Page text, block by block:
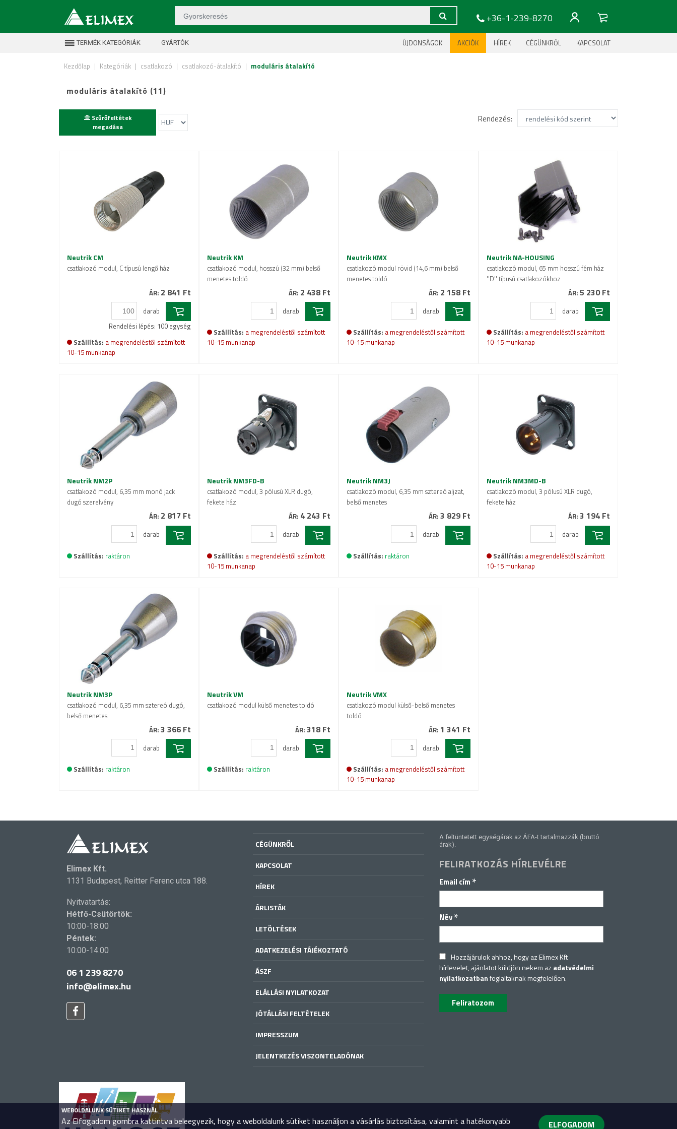
+36-1-239-8270
TERMÉK KATEGÓRIÁK GYÁRTÓK KAPCSOLAT
CÉGÜNKRŐL
HÍREK
AKCIÓK
ÚJDONSÁGOK
Kezdőlap | Kategóriák | csatlakozó | csatlakozó-átalakító | moduláris átalakító
moduláris átalakító (11)
Szűrőfeltétek
megadása
Rendezés:
Neutrik CM
csatlakozó modul, C típusú lengő ház
ÁR: 2 841 Ft
darab
Rendelési lépés: 100 egység
Szállítás: a megrendeléstől számított
10-15 munkanap
Neutrik KM
csatlakozó modul, hosszú (32 mm) belső
menetes toldó
ÁR: 2 438 Ft
darab
Szállítás: a megrendeléstől számított
10-15 munkanap
Neutrik KMX
csatlakozó modul rövid (14,6 mm) belső
menetes toldó
ÁR: 2 158 Ft
darab
Szállítás: a megrendeléstől számított
10-15 munkanap
Neutrik NA-HOUSING
csatlakozó modul, 65 mm hosszú fém ház
''D'' típusú csatlakozókhoz
ÁR: 5 230 Ft
darab
Szállítás: a megrendeléstől számított
10-15 munkanap
Neutrik NM2P
csatlakozó modul, 6,35 mm monó jack
dugó szerelvény
ÁR: 2 817 Ft
darab
Szállítás: raktáron
Neutrik NM3FD-B
csatlakozó modul, 3 pólusú XLR dugó,
fekete ház
ÁR: 4 243 Ft
darab
Szállítás: a megrendeléstől számított
10-15 munkanap
Neutrik NM3J
csatlakozó modul, 6,35 mm sztereó aljzat,
belső menetes
ÁR: 3 829 Ft
darab
Szállítás: raktáron
Neutrik NM3MD-B
csatlakozó modul, 3 pólusú XLR dugó,
fekete ház
ÁR: 3 194 Ft
darab
Szállítás: a megrendeléstől számított
10-15 munkanap
Neutrik NM3P
csatlakozó modul, 6,35 mm sztereó dugó,
belső menetes
ÁR: 3 366 Ft
darab
Szállítás: raktáron
Neutrik VM
csatlakozó modul külső menetes toldó
ÁR: 318 Ft
darab
Szállítás: raktáron
Neutrik VMX
csatlakozó modul külső-belső menetes
toldó
ÁR: 1 341 Ft
darab
Szállítás: a megrendeléstől számított
10-15 munkanap
Elimex Kft.
1131 Budapest, Reitter Ferenc utca 188.
Nyitvatartás:
Hétfő-Csütörtök:
10:00-18:00
Péntek:
10:00-14:00
06 1 239 8270
info@elimex.hu
CÉGÜNKRŐL
KAPCSOLAT
HÍREK
ÁRLISTÁK
LETÖLTÉSEK
ADATKEZELÉSI TÁJÉKOZTATÓ
ÁSZF
ELÁLLÁSI NYILATKOZAT
JÓTÁLLÁSI FELTÉTELEK
IMPRESSZUM
JELENTKEZÉS VISZONTELADÓNAK
A feltüntetett egységárak az ÁFA-t tartalmazzák (bruttó
árak).
FELIRATKOZÁS HÍRLEVÉLRE
Email cím *
Név*
Hozzájárulok ahhoz, hogy az Elimex Kft
hírlevelet, ajánlatot küldjön nekem az adatvédelmi
nyilatkozatbanfoglaltaknak megfelelően.
WEBOLDALUNK SÜTIKET HASZNÁL
Az Elfogadom gombra kattintva beleegyezik, hogy a weboldalunk sütiket használjon a vásárlás biztosítása, valamint a hatékonyabb
ELFOGADOM